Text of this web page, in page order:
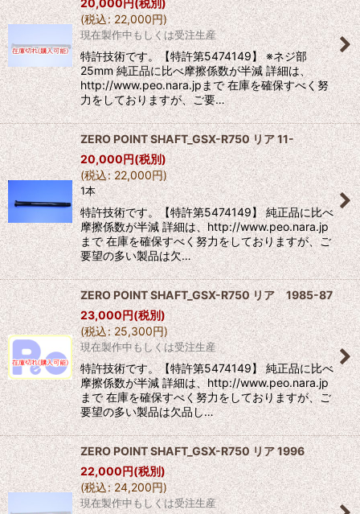
(税込: 22,000円)
現在製作中もしくは受注生産
特許技術です。【特許第5474149】 ※ネジ部
25mm 純正品に比べ摩擦係数が半減 詳細は、
http://www.peo.nara.jpまで 在庫を確保すべく努
力をしておりますが、ご要…
ZERO POINT SHAFT_GSX-R750 リア 11-
20,000円(税別)
(税込: 22,000円)
1本
特許技術です。【特許第5474149】 純正品に比べ
摩擦係数が半減 詳細は、http://www.peo.nara.jp
まで 在庫を確保すべく努力をしておりますが、ご
要望の多い製品は欠…
ZERO POINT SHAFT_GSX-R750 リア 1985-87
23,000円(税別)
(税込: 25,300円)
現在製作中もしくは受注生産
特許技術です。【特許第5474149】 純正品に比べ
摩擦係数が半減 詳細は、http://www.peo.nara.jp
まで 在庫を確保すべく努力をしておりますが、ご
要望の多い製品は欠品し…
ZERO POINT SHAFT_GSX-R750 リア 1996
22,000円(税別)
(税込: 24,200円)
現在製作中もしくは受注生産